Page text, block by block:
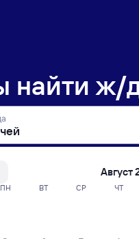
найти ж/
Август
ПН ВТ СР ЧТ